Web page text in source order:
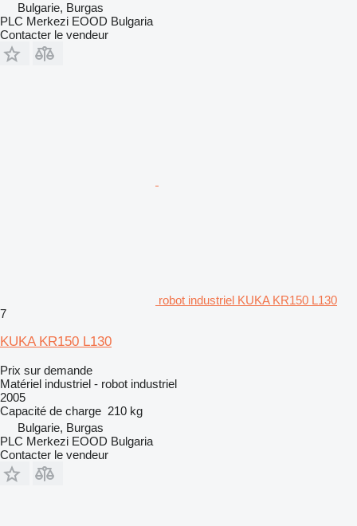
Bulgarie, Burgas
PLC Merkezi EOOD Bulgaria
Contacter le vendeur
robot industriel KUKA KR150 L130
7
KUKA KR150 L130
Prix sur demande
Matériel industriel - robot industriel
2005
Capacité de charge 210 kg
Bulgarie, Burgas
PLC Merkezi EOOD Bulgaria
Contacter le vendeur